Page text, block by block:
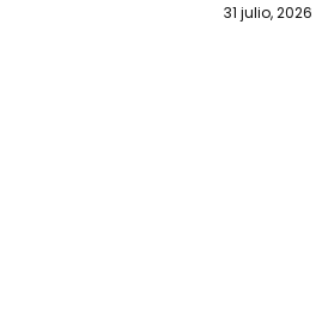
31 julio, 2026